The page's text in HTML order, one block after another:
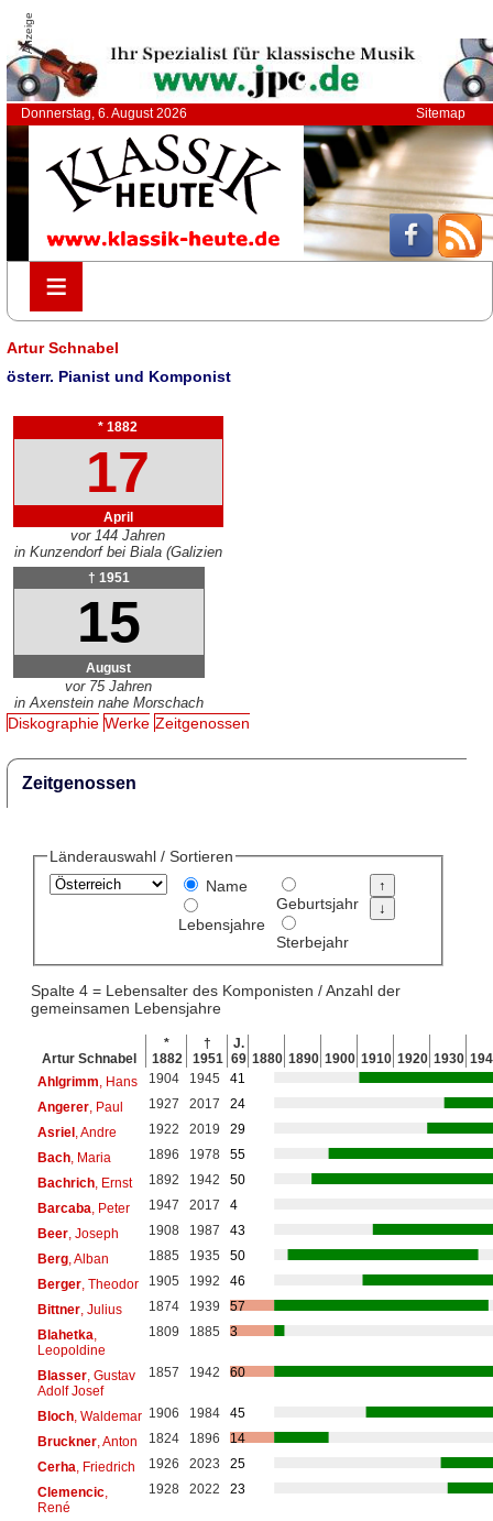
Anzeige
Donnerstag, 6. August 2026 Sitemap
≡
≡
Artur Schnabel
österr. Pianist und Komponist
* 1882
17
April
vor 144 Jahren
in Kunzendorf bei Biala (Galizien
† 1951
15
August
vor 75 Jahren
in Axenstein nahe Morschach
Diskographie Werke Zeitgenossen
Zeitgenossen
Länderauswahl / Sortieren
Name
Lebensjahre
Geburtsjahr
Sterbejahr
Spalte 4 = Lebensalter des Komponisten / Anzahl der
gemeinsamen Lebensjahre
Artur Schnabel
*
1882
†
1951
J.
69 1880 1890 1900 1910 1920 1930
Ahlgrimm, Hans 1904 1945
41
Angerer, Paul 1927 2017
24
Asriel , Andre 1922 2019
29
Bach, Maria 1896 1978
55
Bachrich, Ernst 1892 1942
50
Barcaba, Peter 1947 2017
4
Beer, Joseph 1908 1987
43
Berg, Alban 1885 1935
50
Berger, Theodor 1905 1992
46
Bittner, Julius 1874 1939
57
Blahetka,
Leopoldine
1809 1885 3
Blasser, Gustav
Adolf Josef
1857 1942 60
Bloch, Waldemar 1906 1984
45
Bruckner, Anton 1824 1896
14
Cerha, Friedrich 1926 2023
25
Clemencic,
René
1928 2022 23